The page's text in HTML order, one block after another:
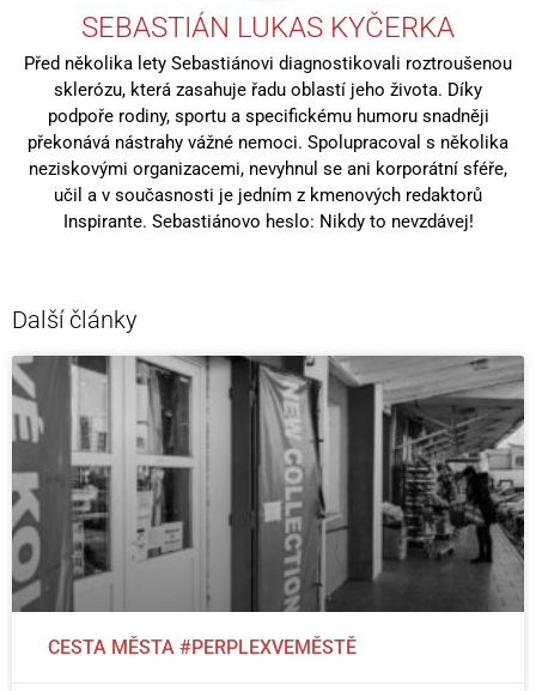
SEBASTIÁN LUKAS KYČERKA
Před několika lety Sebastiánovi diagnostikovali roztroušenou
sklerózu, která zasahuje řadu oblastí jeho života. Díky
podpoře rodiny, sportu a specifickému humoru snadněji
překonává nástrahy vážné nemoci. Spolupracoval s několika
neziskovými organizacemi, nevyhnul se ani korporátní sféře,
učil a v současnosti je jedním z kmenových redaktorů
Inspirante. Sebastiánovo heslo: Nikdy to nevzdávej!
Další články
CESTA MĚSTA #PERPLEXVEMĚSTĚ